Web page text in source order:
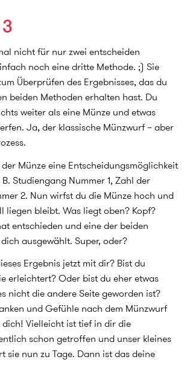
nicht für nur zwei entscheiden
noch eine dritte Methode. ;) Sie
Überprüfen des Ergebnisses, das du
beiden Methoden erhalten hast. Du
weiter als eine Münze und etwas
Ja, der klassische Münzwurf – aber
Münze eine Entscheidungsmöglichkeit
Studiengang Nummer 1, Zahl der
2. Nun wirfst du die Münze hoch und
liegen bleibt. Was liegt oben? Kopf?
entschieden und eine der beiden
ausgewählt. Super, oder?
Ergebnis jetzt mit dir? Bist du
erleichtert? Oder bist du eher etwas
nicht die andere Seite geworden ist?
und Gefühle nach dem Münzwurf
Vielleicht ist tief in dir die
schon getroffen und unser kleines
sie nun zu Tage. Dann ist das deine